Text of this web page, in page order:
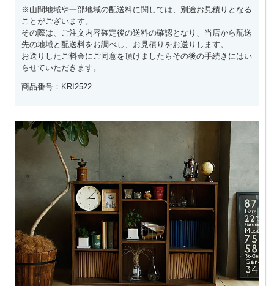
※山間地域や一部地域の配送料に関しては、別途お見積りとなる
ことがございます。
その際は、ご注文内容確定後の送料の確認となり、当店から配送
先の地域と配送料をお調べし、お見積りをお送りします。
お送りしたご料金にご同意を頂けましたらその後の手続きにはい
らせていただきます。
商品番号：KRI2522